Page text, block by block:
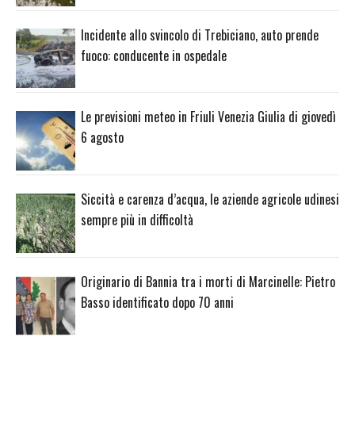
Incidente allo svincolo di Trebiciano, auto prende
fuoco: conducente in ospedale
Le previsioni meteo in Friuli Venezia Giulia di giovedì
6 agosto
Siccità e carenza d’acqua, le aziende agricole udinesi
sempre più in difficoltà
Originario di Bannia tra i morti di Marcinelle: Pietro
Basso identificato dopo 70 anni